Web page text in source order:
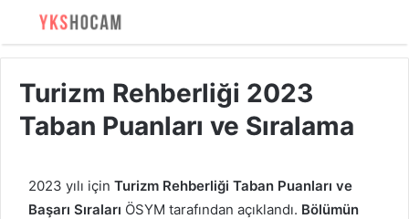
Turizm Rehberliği 2023
Taban Puanları ve Sıralama
2023 yılı için Turizm Rehberliği Taban Puanları ve
Başarı Sıraları ÖSYM tarafından açıklandı. Bölümün